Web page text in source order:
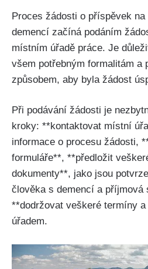
Proces žádosti o příspěvek
demencí začíná podáním
místním úřadě práce. Je
všem potřebným formalitám a
způsobem, aby byla žádost
Při podávání žádosti je
kroky: **kontaktovat místní
informace o procesu žádosti,
formuláře**, **předložit
dokumenty**, jako jsou
člověka s demencí a příjmová
**dodržovat veškeré termíny
úřadem.